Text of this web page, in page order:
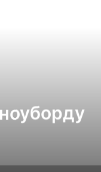
теплицы: